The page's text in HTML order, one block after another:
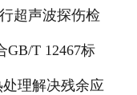
超声波探伤检
T 12467标
理解决残余应